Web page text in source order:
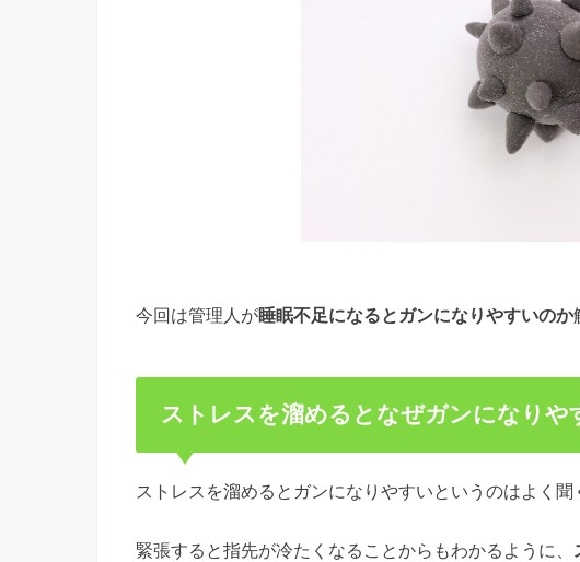
今回は管理人が睡眠不足になると ガンになりやすいのか
ストレスを溜めるとなぜガンになりや
ストレスを溜めるとガンになりやすいというのはよく聞
緊張すると指先が冷たくなることからもわかるように、